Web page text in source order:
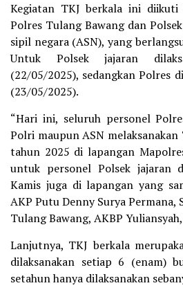
Kegiatan TKJ berkala ini
Polres Tulang Bawang dan
sipil negara (ASN), yang
Untuk Polsek jajaran
(22/05/2025), sedangkan Polres
(23/05/2025).
“Hari ini, seluruh personel
Polri maupun ASN melaksanakan
tahun 2025 di lapangan
untuk personel Polsek jajaran
Kamis juga di lapangan yang
AKP Putu Denny Surya Permana,
Tulang Bawang, AKBP
Lanjutnya, TKJ berkala
dilaksanakan setiap 6 (enam)
setahun hanya dilaksanakan